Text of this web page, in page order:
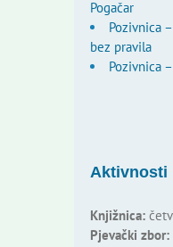
Pogačar
Pozivnica
bez pravila
Pozivnica
Aktivnosti
Knjižnica:
Pjevački zbor: